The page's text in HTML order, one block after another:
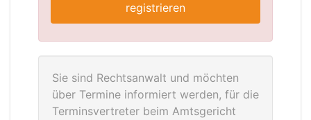
registrieren
Sie sind Rechtsanwalt und möchten
über Termine informiert werden, für die
Terminsvertreter beim Amtsgericht